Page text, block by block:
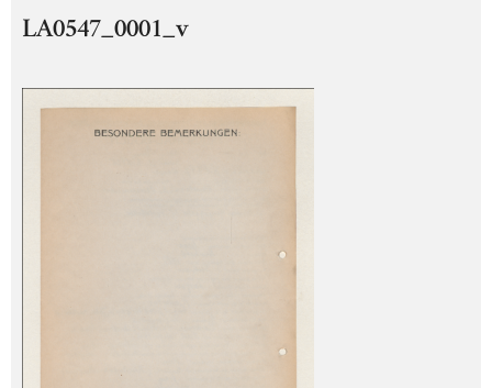
LA0547_0001_v